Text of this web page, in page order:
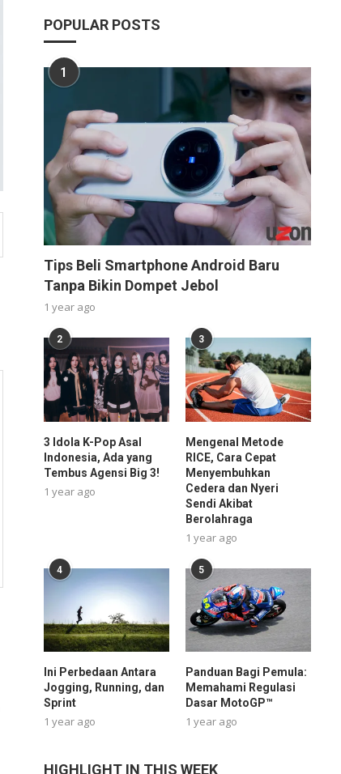
POPULAR POSTS
1
Tips Beli Smartphone Android Baru
Tanpa Bikin Dompet Jebol
1 year ago
2
3 Idola K-Pop Asal
Indonesia, Ada yang
Tembus Agensi Big 3!
1 year ago
3
Mengenal Metode
RICE, Cara Cepat
Menyembuhkan
Cedera dan Nyeri
Sendi Akibat
Berolahraga
1 year ago
4
Ini Perbedaan Antara
Jogging, Running, dan
Sprint
1 year ago
5
Panduan Bagi Pemula:
Memahami Regulasi
Dasar MotoGP™
1 year ago
HIGHLIGHT IN THIS WEEK